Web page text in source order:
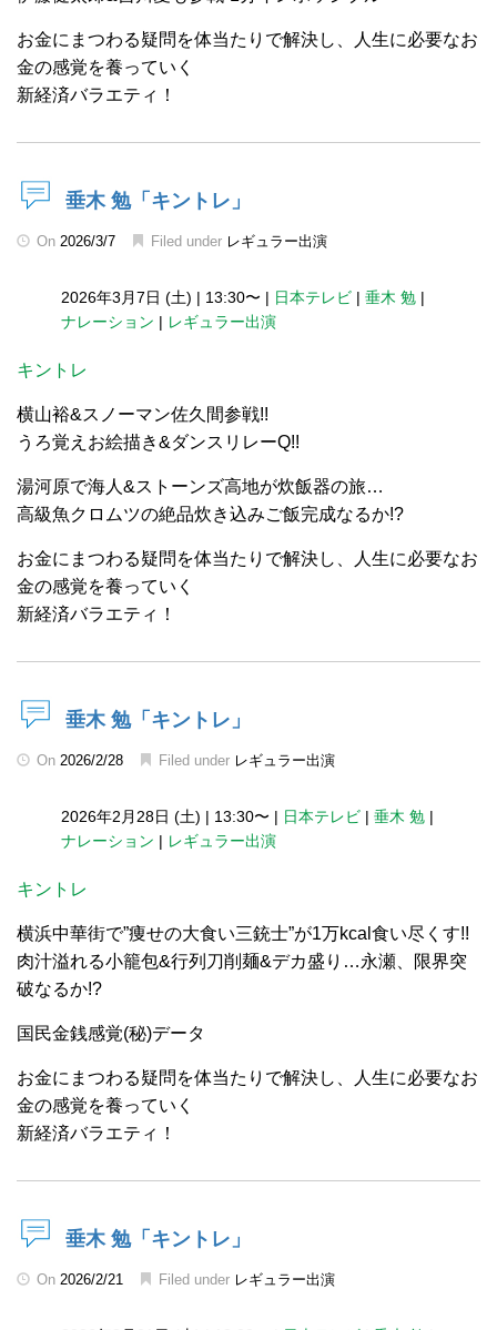
お金にまつわる疑問を体当たりで解決し、人生に必要なお
金の感覚を養っていく
新経済バラエティ！
垂木 勉「キントレ」
On 2026/3/7 Filed under レギュラー出演
2026年3月7日 (土) | 13:30〜 | 日本テレビ | 垂木 勉 |
ナレーション | レギュラー出演
キントレ
横山裕&スノーマン佐久間参戦!!
うろ覚えお絵描き&ダンスリレーQ!!
湯河原で海人&ストーンズ高地が炊飯器の旅…
高級魚クロムツの絶品炊き込みご飯完成なるか!?
お金にまつわる疑問を体当たりで解決し、人生に必要なお
金の感覚を養っていく
新経済バラエティ！
垂木 勉「キントレ」
On 2026/2/28 Filed under レギュラー出演
2026年2月28日 (土) | 13:30〜 | 日本テレビ | 垂木 勉 |
ナレーション | レギュラー出演
キントレ
横浜中華街で”痩せの大食い三銃士”が1万kcal食い尽くす!!
肉汁溢れる小籠包&行列刀削麺&デカ盛り…永瀬、限界突
破なるか!?
国民金銭感覚(秘)データ
お金にまつわる疑問を体当たりで解決し、人生に必要なお
金の感覚を養っていく
新経済バラエティ！
垂木 勉「キントレ」
On 2026/2/21 Filed under レギュラー出演